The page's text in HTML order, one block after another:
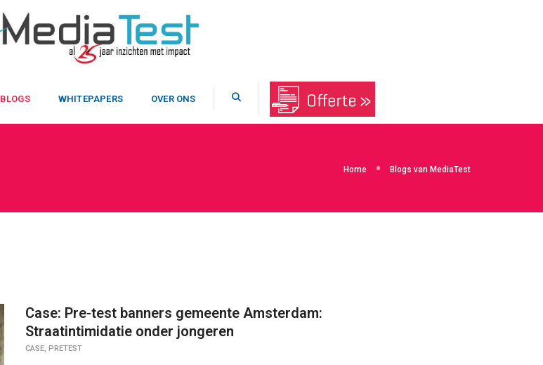
BLOGS WHITEPAPERS OVER ONS
Home Blogs van MediaTest
Case: Pre-test banners gemeente Amsterdam:
Straatintimidatie onder jongeren
CASE, PRETEST